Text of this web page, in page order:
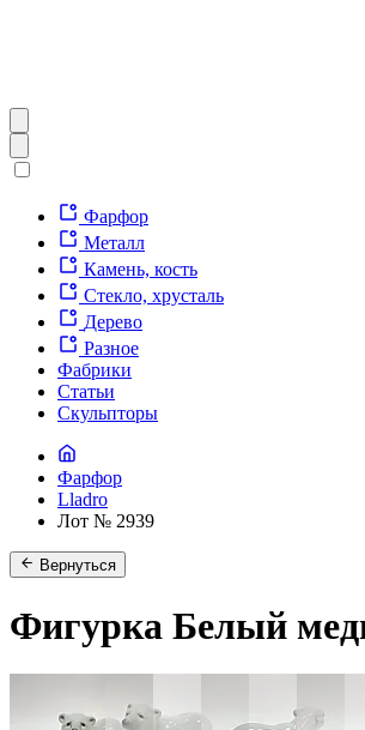
Фарфор
Металл
Камень, кость
Стекло, хрусталь
Дерево
Разное
Фабрики
Статьи
Скульпторы
Фарфор
Lladro
Лот № 2939
Вернуться
Фигурка Белый